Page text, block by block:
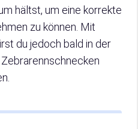
hältst, um eine korrekte
zu können. Mit
du jedoch bald in der